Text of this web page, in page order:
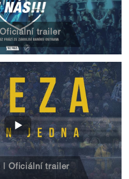
trailer
| Oficiální trailer